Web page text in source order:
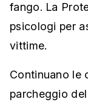
fango. La
psicologi per
vittime.
Continuano le
parcheggio